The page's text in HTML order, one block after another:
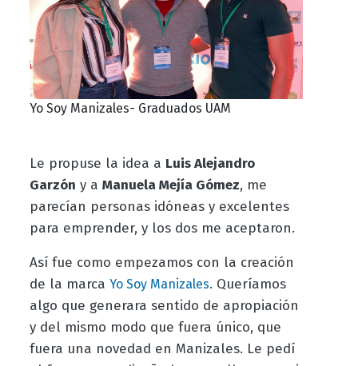
Yo Soy Manizales- Graduados UAM
Le propuse la idea a Luis Alejandro
Garzón y a Manuela Mejía Gómez, me
parecían personas idóneas y excelentes
para emprender, y los dos me aceptaron.
Así fue como empezamos con la creación
de la marca Yo Soy Manizales. Queríamos
algo que generara sentido de apropiación
y del mismo modo que fuera único, que
fuera una novedad en Manizales. Le pedí